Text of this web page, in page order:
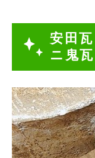
安田
ニ鬼